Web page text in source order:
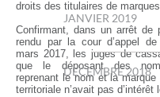
droits des titulaires de
Confirmant, dans un arrêt de
rendu par la cour d’appel
mars 2017, les juges de
que le déposant des
reprenant le nom et la marque
territoriale n’avait pas d’intérêt
JANVIER 2019
DECEMBRE 2018